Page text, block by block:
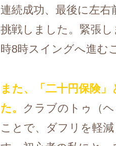
連続成功、最後に左
挑戦しました。緊張
時8時スイングへ進む
また、「二十円保険
た。 クラブのトゥ（
ことで、ダフリを軽